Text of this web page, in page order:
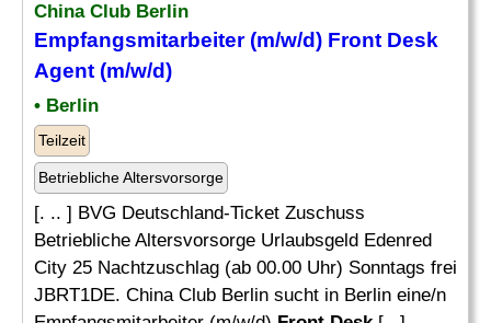
China Club Berlin
Empfangsmitarbeiter (m/w/d) Front Desk
Agent (m/w/d)
• Berlin
Teilzeit
Betriebliche Altersvorsorge
[. .. ] BVG Deutschland-Ticket Zuschuss
Betriebliche Altersvorsorge Urlaubsgeld Edenred
City 25 Nachtzuschlag (ab 00.00 Uhr) Sonntags frei
JBRT1DE. China Club Berlin sucht in Berlin eine/n